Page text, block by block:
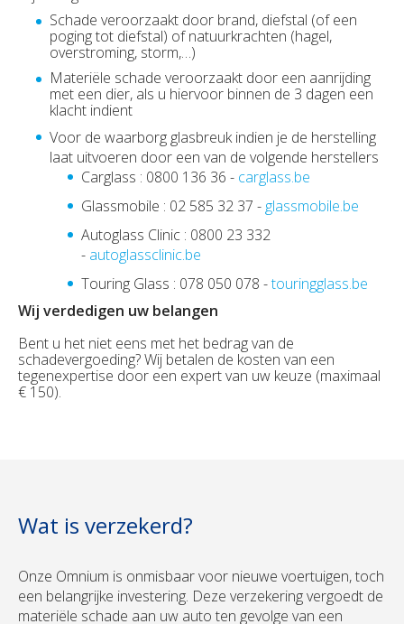
Schade veroorzaakt door brand, diefstal (of een
poging tot diefstal) of natuurkrachten (hagel,
overstroming, storm,…)
Materiële schade veroorzaakt door een aanrijding
met een dier, als u hiervoor binnen de 3 dagen een
klacht indient
Voor de waarborg glasbreuk indien je de herstelling
laat uitvoeren door een van de volgende herstellers
Carglass : 0800 136 36 - carglass.be
Glassmobile : 02 585 32 37 - glassmobile.be
Autoglass Clinic : 0800 23 332
- autoglassclinic.be
Touring Glass : 078 050 078 -touringglass.be
Wij verdedigen uw belangen
Bent u het niet eens met het bedrag van de
schadevergoeding? Wij betalen de kosten van een
tegenexpertise door een expert van uw keuze (maximaal
€ 150).
Wat is verzekerd?
Onze Omnium is onmisbaar voor nieuwe voertuigen, toch
een belangrijke investering. Deze verzekering vergoedt de
materiële schade aan uw auto ten gevolge van een